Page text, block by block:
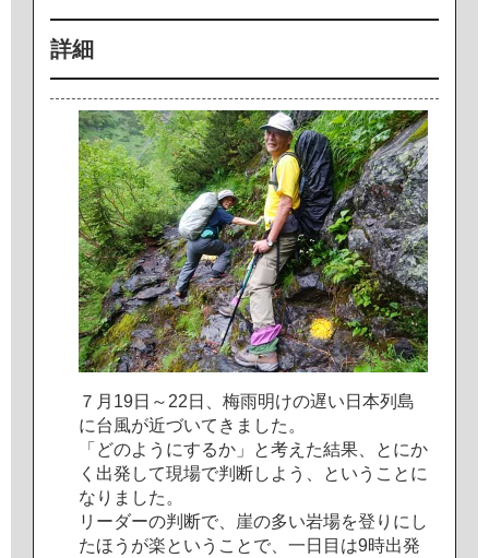
詳細
７ 月 19日 ～ 22 日 梅雨明けの遅い 日 本列 島
に台 風が近づいて き ま した 。
「 どのよ う にするか 」 と考え た結果 と にか
く 出発 して現場で判 断し よ う と い う こ と に
な り ま した 。
リ ーダーの判 断で 崖の多い岩場を登 り に し
たほ う が楽と い う こ と で 一 日 目 は9時出発